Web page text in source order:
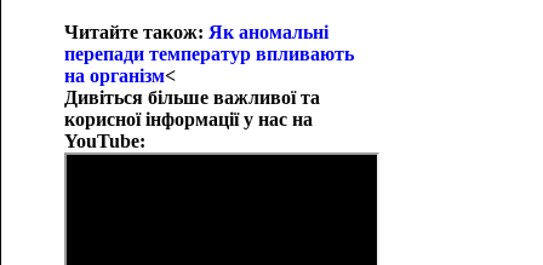
Читайте також: Як аномальні
перепади температур впливають
на організм<
Дивіться більше важливої ​​та
корисної інформації у нас на
YouTube: